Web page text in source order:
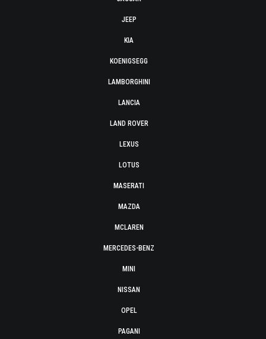
JEEP
KIA
KOENIGSEGG
LAMBORGHINI
LANCIA
LAND ROVER
LEXUS
LOTUS
MASERATI
MAZDA
MCLAREN
MERCEDES-BENZ
MINI
NISSAN
OPEL
PAGANI